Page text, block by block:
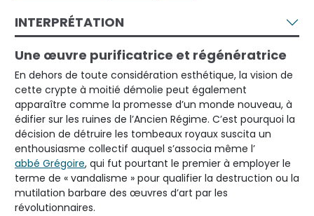
INTERPRÉTATION
Une œuvre purificatrice et régénératrice
En dehors de toute considération esthétique, la vision de
cette crypte à moitié démolie peut également
apparaître comme la promesse d’un monde nouveau, à
édifier sur les ruines de l’Ancien Régime. C’est pourquoi la
décision de détruire les tombeaux royaux suscita un
enthousiasme collectif auquel s’associa même l’
abbé Grégoire, qui fut pourtant le premier à employer le
terme de « vandalisme » pour qualifier la destruction ou la
mutilation barbare des œuvres d’art par les
révolutionnaires.